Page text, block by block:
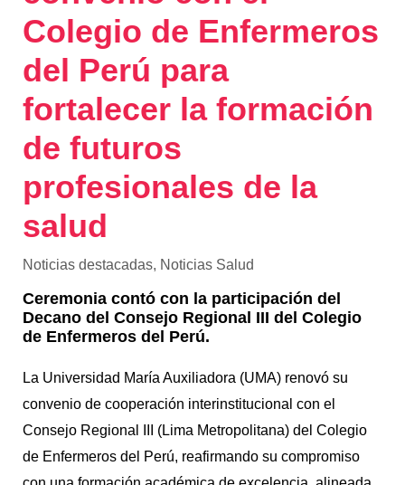
Colegio de Enfermeros
del Perú para
fortalecer la formación
de futuros
profesionales de la
salud
Noticias destacadas, Noticias Salud
Ceremonia contó con la participación del
Decano del Consejo Regional III del Colegio
de Enfermeros del Perú.
La Universidad María Auxiliadora (UMA) renovó su
convenio de cooperación interinstitucional con el
Consejo Regional III (Lima Metropolitana) del Colegio
de Enfermeros del Perú, reafirmando su compromiso